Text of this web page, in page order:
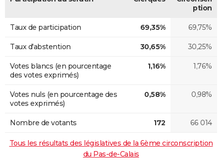
ption
Taux de participation 69,35% 69,75%
Taux d'abstention 30,65% 30,25%
Votes blancs (en pourcentage
des votes exprimés)
1,16% 1,76%
Votes nuls (en pourcentage des
votes exprimés)
0,58% 0,98%
Nombre de votants 172 66 014
Tous les résultats des législatives de la 6ème circonscription
du Pas-de-Calais